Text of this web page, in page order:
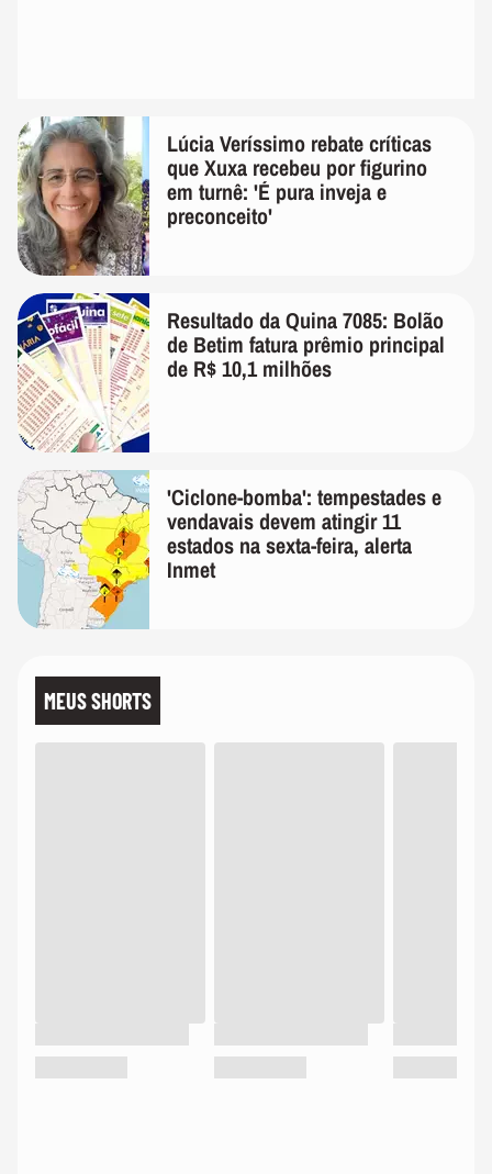
Lúcia Veríssimo rebate críticas
que Xuxa recebeu por figurino
em turnê: 'É pura inveja e
preconceito'
Resultado da Quina 7085: Bolão
de Betim fatura prêmio principal
de R$ 10,1 milhões
'Ciclone-bomba': tempestades e
vendavais devem atingir 11
estados na sexta-feira, alerta
Inmet
MEUS SHORTS